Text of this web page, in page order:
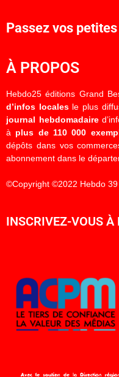
Passez vos
À PROPOS
Hebdo25 éditions Grand
d’infos localesle plus
journal hebdomadaire
à plus de 110 000
dépôts dans vos
abonnement dans le
©Copyright ©2022 Hebdo 39
INSCRIVEZ-VOUS À